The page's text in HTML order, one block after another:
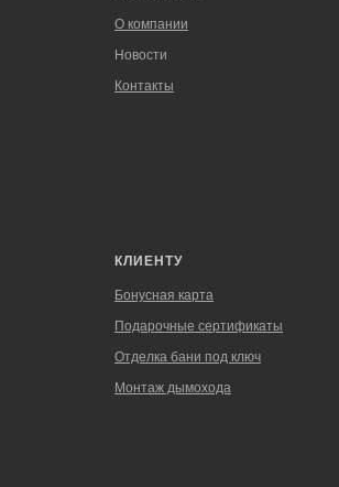
О компании
Новости
Контакты
КЛИЕНТУ
Бонусная карта
Подарочные сертификаты
Отделка бани под ключ
Монтаж дымохода